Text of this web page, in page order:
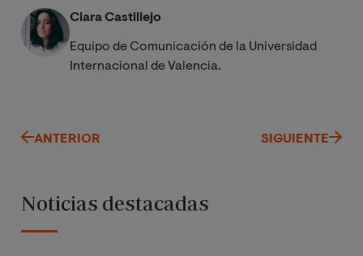
Clara Castillejo
Equipo de Comunicación de la Universidad
Internacional de Valencia.
ANTERIOR SIGUIENTE
Noticias destacadas